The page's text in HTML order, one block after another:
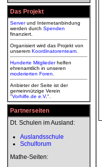
Das Projekt
Serverund Internetanbindung
werden durch Spenden
finanziert.
Organisiert wird das Projekt von
unserem Koordinatorenteam
Hunderte Mitgliederhelfen
ehrenamtlich in unseren
moderierten Foren
Anbieter der Seite ist der
gemeinnützige Verein
"Vorhilfe.de e.V.".
Partnerseiten
Dt. Schulen im Ausland:
Auslandsschule
Schulforum
Mathe-Seiten: